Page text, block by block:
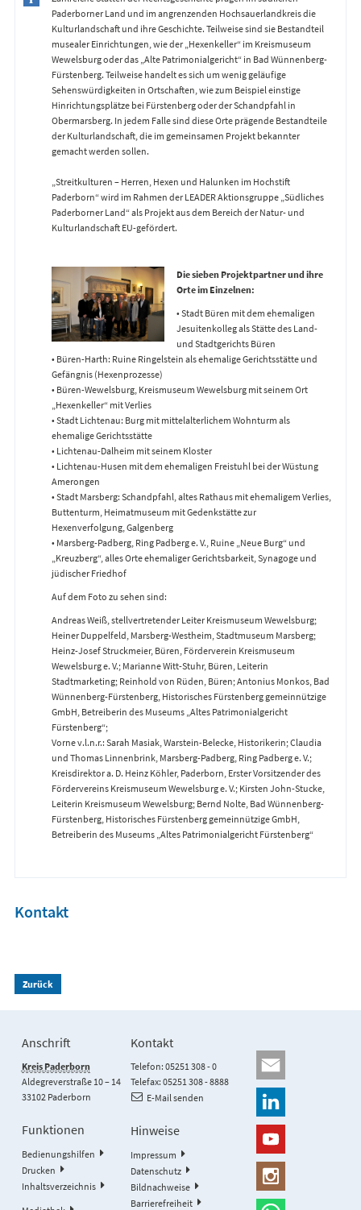
Paderborner Land und im angrenzenden Hochsauerlandkreis die
Kulturlandschaft und ihre Geschichte. Teilweise sind sie Bestandteil
musealer Einrichtungen, wie der „Hexenkeller“ im Kreismuseum
Wewelsburg oder das „Alte Patrimonialgericht“ in Bad Wünnenberg-
Fürstenberg. Teilweise handelt es sich um wenig geläufige
Sehenswürdigkeiten in Ortschaften, wie zum Beispiel einstige
Hinrichtungsplätze bei Fürstenberg oder der Schandpfahl in
Obermarsberg. In jedem Falle sind diese Orte prägende Bestandteile
der Kulturlandschaft, die im gemeinsamen Projekt bekannter
gemacht werden sollen.
„Streitkulturen – Herren, Hexen und Halunken im Hochstift
Paderborn“ wird im Rahmen der LEADER Aktionsgruppe „Südliches
Paderborner Land“ als Projekt aus dem Bereich der Natur- und
Kulturlandschaft EU-gefördert.
Die sieben Projektpartner und ihre
Orte im Einzelnen:
• Stadt Büren mit dem ehemaligen
Jesuitenkolleg als Stätte des Land-
und Stadtgerichts Büren
• Büren-Harth: Ruine Ringelstein als ehemalige Gerichtsstätte und
Gefängnis (Hexenprozesse)
• Büren-Wewelsburg, Kreismuseum Wewelsburg mit seinem Ort
„Hexenkeller“ mit Verlies
• Stadt Lichtenau: Burg mit mittelalterlichem Wohnturm als
ehemalige Gerichtsstätte
• Lichtenau-Dalheim mit seinem Kloster
• Lichtenau-Husen mit dem ehemaligen Freistuhl bei der Wüstung
Amerongen
• Stadt Marsberg: Schandpfahl, altes Rathaus mit ehemaligem Verlies,
Buttenturm, Heimatmuseum mit Gedenkstätte zur
Hexenverfolgung, Galgenberg
• Marsberg-Padberg, Ring Padberg e. V., Ruine „Neue Burg“ und
„Kreuzberg“, alles Orte ehemaliger Gerichtsbarkeit, Synagoge und
jüdischer Friedhof
Auf dem Foto zu sehen sind:
Andreas Weiß, stellvertretender Leiter Kreismuseum Wewelsburg;
Heiner Duppelfeld, Marsberg-Westheim, Stadtmuseum Marsberg;
Heinz-Josef Struckmeier, Büren, Förderverein Kreismuseum
Wewelsburg e. V.; Marianne Witt-Stuhr, Büren, Leiterin
Stadtmarketing; Reinhold von Rüden, Büren; Antonius Monkos, Bad
Wünnenberg-Fürstenberg, Historisches Fürstenberg gemeinnützige
GmbH, Betreiberin des Museums „Altes Patrimonialgericht
Fürstenberg“;
Vorne v.l.n.r.: Sarah Masiak, Warstein-Belecke, Historikerin; Claudia
und Thomas Linnenbrink, Marsberg-Padberg, Ring Padberg e. V.;
Kreisdirektor a. D. Heinz Köhler, Paderborn, Erster Vorsitzender des
Fördervereins Kreismuseum Wewelsburg e. V.; Kirsten John-Stucke,
Leiterin Kreismuseum Wewelsburg; Bernd Nolte, Bad Wünnenberg-
Fürstenberg, Historisches Fürstenberg gemeinnützige GmbH,
Betreiberin des Museums „Altes Patrimonialgericht Fürstenberg“
Kontakt
Zurück
Anschrift
Kreis Paderborn
Aldegreverstraße 10 – 14
33102 Paderborn
Kontakt
Telefon: 05251 308 - 0
Telefax: 05251 308 - 8888
E-Mail senden
Funktionen
Bedienungshilfen
Drucken
Inhaltsverzeichnis
Hinweise
Impressum
Datenschutz
Bildnachweise
Barrierefreiheit